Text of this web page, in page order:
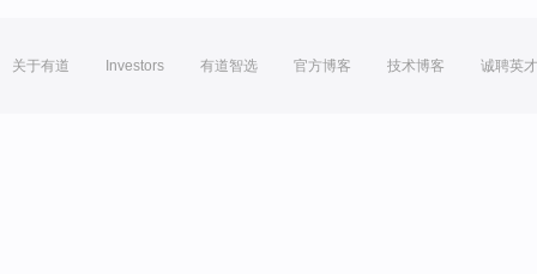
关于有道 Investors 有道智选 官方博客 技术博客 诚聘英才